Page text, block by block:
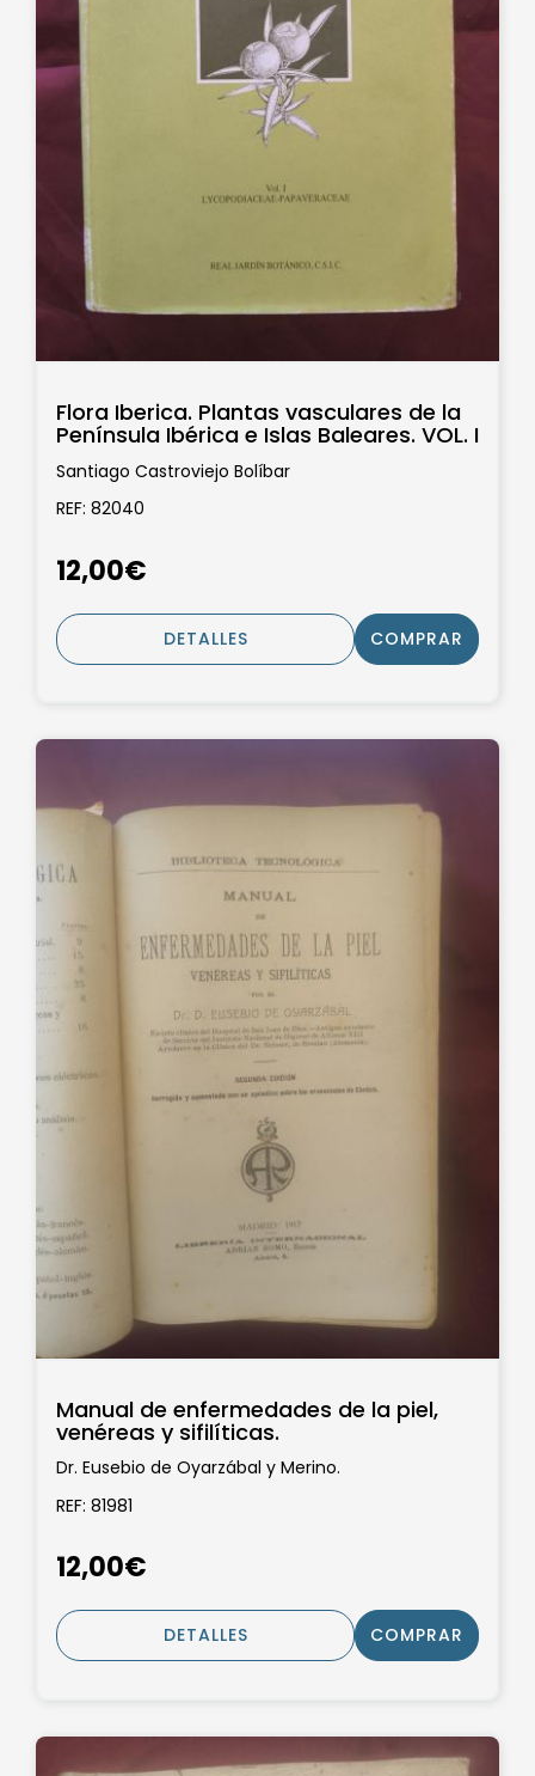
Flora Iberica. Plantas vasculares de la
Península Ibérica e Islas Baleares. VOL. I
Santiago Castroviejo Bolíbar
REF: 82040
12,00€
DETALLES COMPRAR
Manual de enfermedades de la piel,
venéreas y sifilíticas.
Dr. Eusebio de Oyarzábal y Merino.
REF: 81981
12,00€
DETALLES COMPRAR